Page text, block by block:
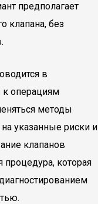
предполагает
клапана, без
в
к операциям
методы
указанные риски и
клапанов
процедура, которая